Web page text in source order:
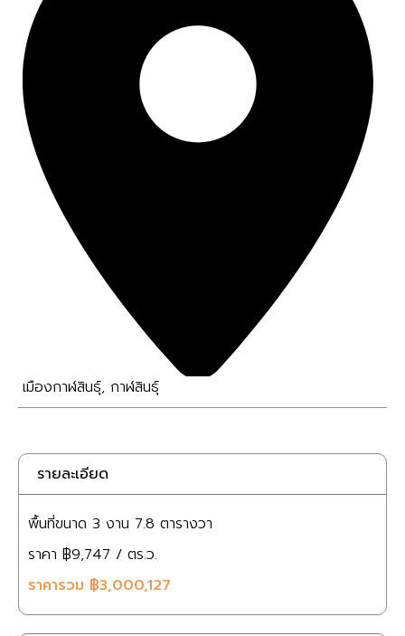
เมืองกาฬสินธุ์, กาฬสินธุ์
รายละเอียด
พื้นที่ขนาด 3 งาน 7.8 ตารางวา
ราคา ฿9,747 / ตร.ว.
ราคารวม ฿3,000,127